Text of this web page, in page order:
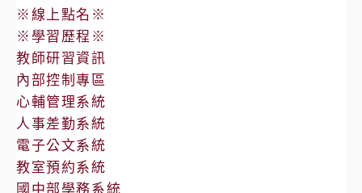
※線上點名※
※學習歷程※
教師研習資訊
內部控制專區
心輔管理系統
人事差勤系統
電子公文系統
教室預約系統
國中部學務系統